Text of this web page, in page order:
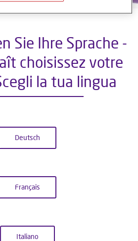
Sie Ihre Sprache -
choisissez votre
la tua lingua
Deutsch
Français
Italiano